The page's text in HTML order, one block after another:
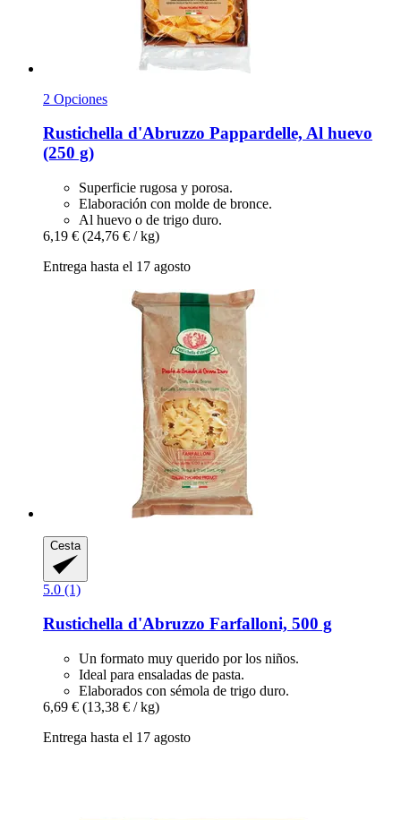
2 Opciones
Rustichella d'Abruzzo Pappardelle, Al huevo
(250 g)
Superficie rugosa y porosa.
Elaboración con molde de bronce.
Al huevo o de trigo duro.
6,19 € (24,76 € / kg)
Entrega hasta el 17 agosto
Cesta
5.0 (1)
Rustichella d'Abruzzo Farfalloni, 500 g
Un formato muy querido por los niños.
Ideal para ensaladas de pasta.
Elaborados con sémola de trigo duro.
6,69 € (13,38 € / kg)
Entrega hasta el 17 agosto